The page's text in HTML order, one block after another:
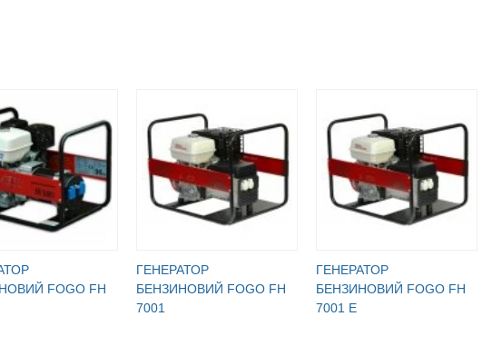
FOGO FH
ГЕНЕРАТОР
БЕНЗИНОВИЙ FOGO FH
7001
ГЕНЕРАТОР
БЕНЗИНОВИЙ FOGO FH
7001 E